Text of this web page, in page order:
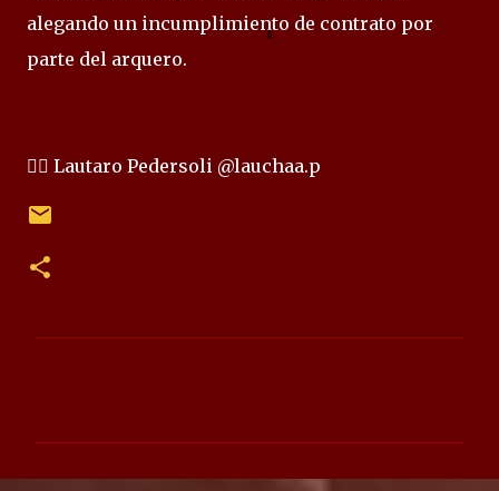
alegando un incumplimiento de contrato por
parte del arquero.
✍🏻 Lautaro Pedersoli @lauchaa.p